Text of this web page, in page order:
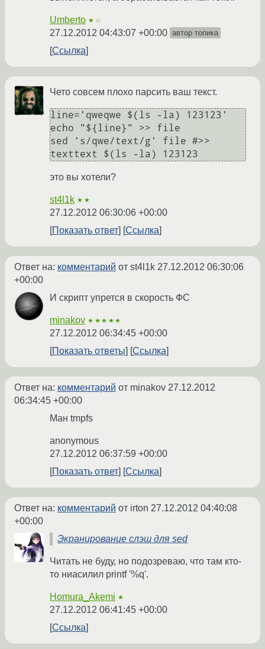
Umberto ★☆
27.12.2012 04:43:07 +00:00 автор топика
Ссылка
Чето совсем плохо парсить ваш текст.
line='qweqwe $(ls -la) 123123'
echo "${line}" >> file
sed 's/qwe/text/g' file #>>
это вы хотели?
st4l1k ★★
27.12.2012 06:30:06 +00:00
Показать ответ
Ссылка
Ответ на: комментарий от st4l1k 27.12.2012 06:30:06
+00:00
И скрипт упрется в скорость ФС
minakov ★★★★★
27.12.2012 06:34:45 +00:00
Показать ответы
Ссылка
Ответ на: комментарий от minakov 27.12.2012
06:34:45 +00:00
Ман tmpfs
anonymous
27.12.2012 06:37:59 +00:00
Показать ответ
Ссылка
Ответ на: комментарий от irton 27.12.2012 04:40:08
+00:00
Экранирование слэш для sed
Читать не буду, но подозреваю, что там кто-
то ниасилил printf '%q'.
Homura_Akemi ★
27.12.2012 06:41:45 +00:00
Ссылка